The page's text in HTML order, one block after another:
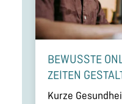
BEWUSSTE
ZEI­TEN
Kurze